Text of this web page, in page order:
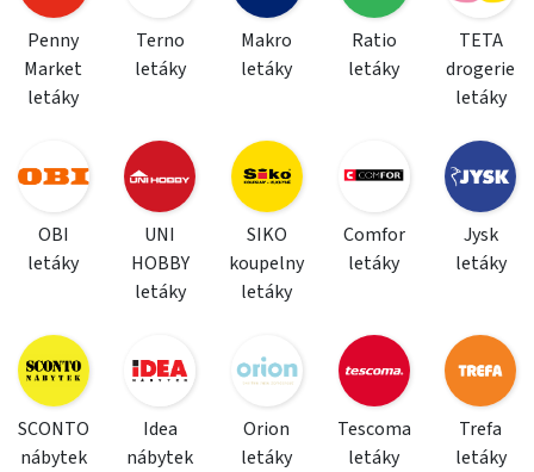
Penny
Market
letáky
Terno
letáky
Makro
letáky
Ratio
letáky
TETA
drogerie
letáky
OBI
letáky
UNI
HOBBY
letáky
SIKO
koupelny
letáky
Comfor
letáky
Jysk
letáky
SCONTO
nábytek
Idea
nábytek
Orion
letáky
Tescoma
letáky
Trefa
letáky